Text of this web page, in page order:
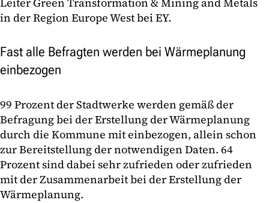
in der Region Europe West bei EY.
Fast alle Befragten werden bei Wärmeplanung
einbezogen
99 Prozent der Stadtwerke werden gemäß der
Befragung bei der Erstellung der Wärmeplanung
durch die Kommune mit einbezogen, allein schon
zur Bereitstellung der notwendigen Daten. 64
Prozent sind dabei sehr zufrieden oder zufrieden
mit der Zusammenarbeit bei der Erstellung der
Wärmeplanung.